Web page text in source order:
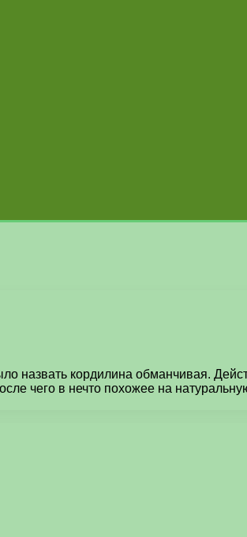
назвать кордилина обманчивая.
чего в нечто похожее на